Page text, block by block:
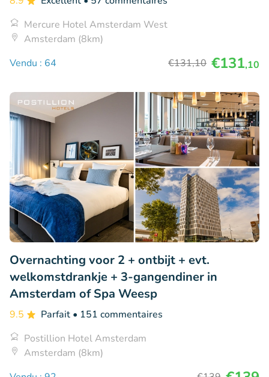
Mercure Hotel Amsterdam West
Amsterdam (8km)
Vendu : 64
€131,10 €131,10
Overnachting voor 2 + ontbijt + evt.
welkomstdrankje + 3-gangendiner in
Amsterdam of Spa Weesp
9.5 Parfait • 151 commentaires
Postillion Hotel Amsterdam
Amsterdam (8km)